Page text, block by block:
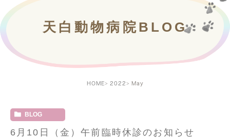
天白動物病院BLOG
HOME 2022 May
BLOG
6月10日（金）午前臨時休診のお知らせ